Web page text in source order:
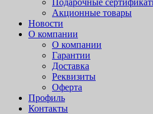
Подарочные
Акционные товары
Новости
О компании
О компании
Гарантии
Доставка
Реквизиты
Оферта
Профиль
Контакты